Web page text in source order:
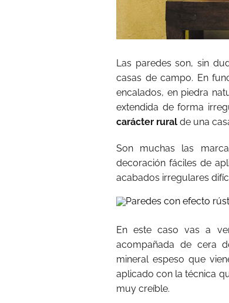
Las paredes son, sin
casas de campo. En
encalados, en piedra
extendida de forma
carácter rural de una
Son muchas las
decoración fáciles de
acabados irregulares
En este caso vas a
acompañada de cera
mineral espeso que
aplicado con la técnica
muy creíble.